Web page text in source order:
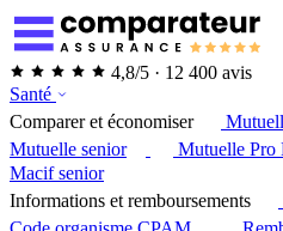
4,8/5 · 12 400 avis
Santé
Comparer et économiser
Mutuelle senior
Mutuelle Pro
Macif senior
Informations et remboursements